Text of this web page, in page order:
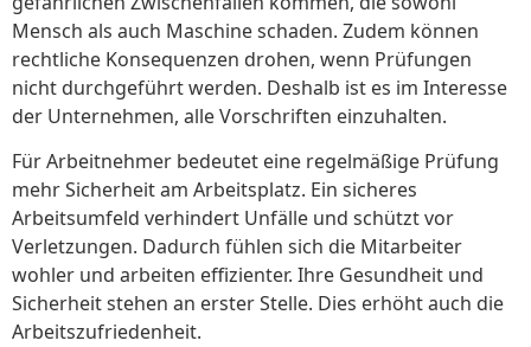
Mensch als auch Maschine schaden. Zudem können
rechtliche Konsequenzen drohen, wenn Prüfungen
nicht durchgeführt werden. Deshalb ist es im Interesse
der Unternehmen, alle Vorschriften einzuhalten.
Für Arbeitnehmer bedeutet eine regelmäßige Prüfung
mehr Sicherheit am Arbeitsplatz. Ein sicheres
Arbeitsumfeld verhindert Unfälle und schützt vor
Verletzungen. Dadurch fühlen sich die Mitarbeiter
wohler und arbeiten effizienter. Ihre Gesundheit und
Sicherheit stehen an erster Stelle. Dies erhöht auch die
Arbeitszufriedenheit.